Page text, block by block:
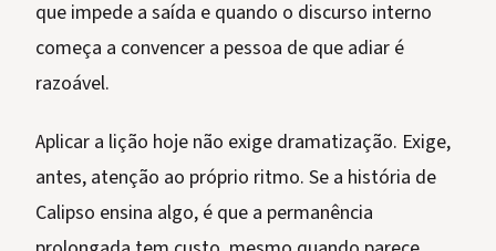
que impede a saída e quando o discurso interno
começa a convencer a pessoa de que adiar é
razoável.
Aplicar a lição hoje não exige dramatização. Exige,
antes, atenção ao próprio ritmo. Se a história de
Calipso ensina algo, é que a permanência